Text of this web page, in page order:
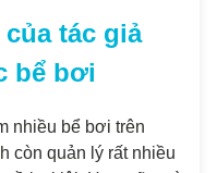
tác giả
bể bơi
nhiều bể bơi trên
còn quản lý rất nhiều